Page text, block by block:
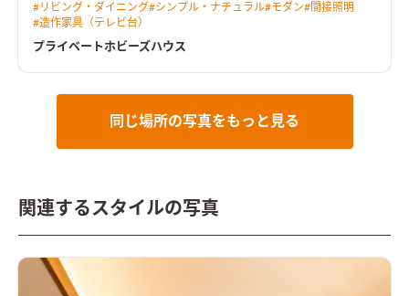
線とした。 LDKからは中庭が望め、植栽が四季の移ろいを感じ
させてくれる。 2階にご夫婦で使えるホビールームを設置し、コ
ロナ禍でのお家時間の充実や、リモートワークなど多岐に渡り
用途がある。 トーンを落とした飽きのこないインテリアと造作
を演出しました。 カーテンボックスを造作し、カーテンレール
を隠すことによって、生活感を感じさせない工夫も施していま
プライベートなホビールームオンラインゲームやリモートワ
ークに集中できるよう、あえて個室化したプライベートなホビ
#リビング・ダイニング#シンプル・ナチュラル#モダン#間接照明
#造作家具（テレビ台）
プライベートホビーズハウス
同じ場所の写真をもっと見る
関連するスタイルの写真